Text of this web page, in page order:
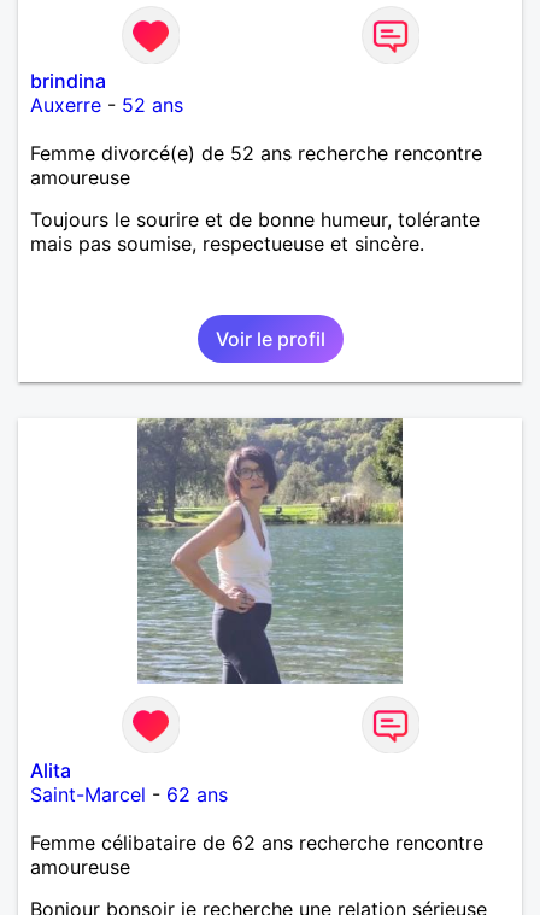
brindina
Auxerre - 52 ans
Femme divorcé(e) de 52 ans recherche rencontre
amoureuse
Toujours le sourire et de bonne humeur, tolérante
mais pas soumise, respectueuse et sincère.
Voir le profil
Alita
Saint-Marcel - 62 ans
Femme célibataire de 62 ans recherche rencontre
amoureuse
Bonjour bonsoir je recherche une relation sérieuse